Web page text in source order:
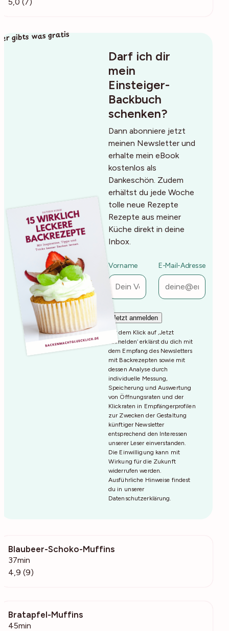
Darf ich dir
mein
Einsteiger-
Backbuch
schenken?
Dann abonniere jetzt
meinen Newsletter und
erhalte mein eBook
kostenlos als
Dankeschön. Zudem
erhältst du jede Woche
tolle neue Rezepte
Rezepte aus meiner
Küche direkt in deine
Inbox.
Vorname E-Mail-Adresse
Mit dem Klick auf ‚Jetzt
Anmelden‘ erklärst du dich mit
dem Empfang des Newsletters
mit Backrezepten sowie mit
dessen Analyse durch
individuelle Messung,
Speicherung und Auswertung
von Öffnungsraten und der
Klickraten in Empfängerprofilen
zur Zwecken der Gestaltung
künftiger Newsletter
entsprechend den Interessen
unserer Leser einverstanden.
Die Einwilligung kann mit
Wirkung für die Zukunft
widerrufen werden.
Ausführliche Hinweise findest
du in unserer
Datenschutzerklärung
gibts was gratis
Blaubeer-Schoko-Muffins
37min
4,9 (9)
Bratapfel-Muffins
45min